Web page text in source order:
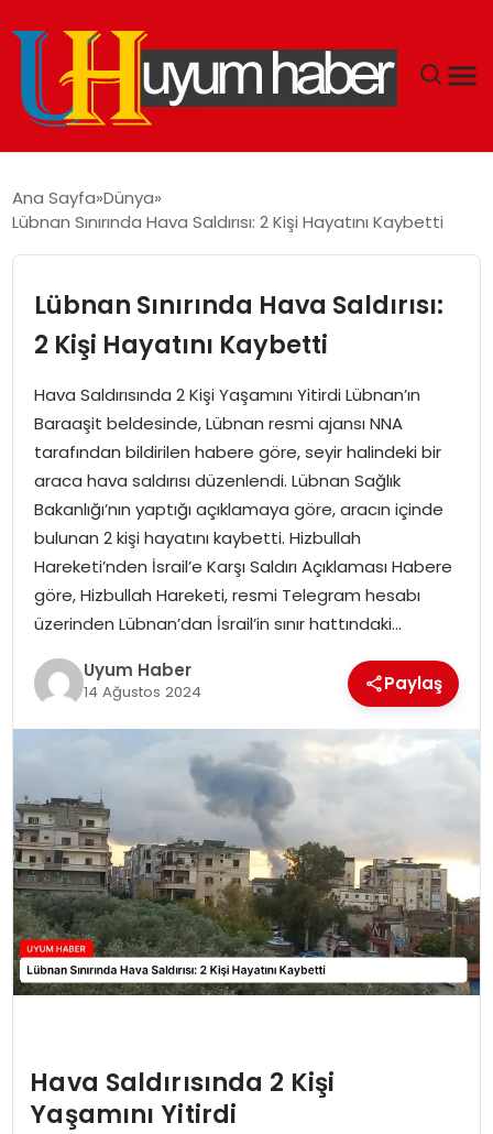
SIYASET
DÜNYA
SPOR
TEKNOLOJI
SAĞLIK
MAGAZIN
YAŞAM
Ana Sayfa Dünya
Lübnan Sınırında Hava Saldırısı: 2 Kişi Hayatını Kaybetti
Lübnan Sınırında Hava Saldırısı:
2 Kişi Hayatını Kaybetti
Hava Saldırısında 2 Kişi Yaşamını Yitirdi Lübnan’ın
Baraaşit beldesinde, Lübnan resmi ajansı NNA
tarafından bildirilen habere göre, seyir halindeki bir
araca hava saldırısı düzenlendi. Lübnan Sağlık
Bakanlığı’nın yaptığı açıklamaya göre, aracın içinde
bulunan 2 kişi hayatını kaybetti. Hizbullah
Hareketi’nden İsrail’e Karşı Saldırı Açıklaması Habere
göre, Hizbullah Hareketi, resmi Telegram hesabı
üzerinden Lübnan’dan İsrail’in sınır hattındaki…
Uyum Haber
14 Ağustos 2024 Paylaş
Hava Saldırısında 2 Kişi
Yaşamını Yitirdi